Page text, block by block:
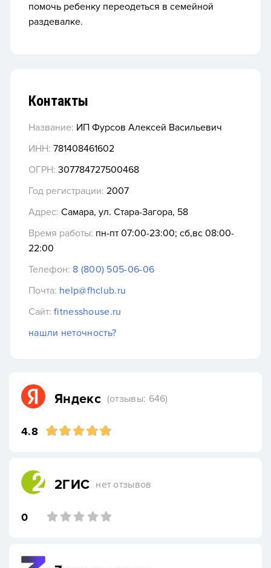
помочь ребенку переодеться в семейной
раздевалке.
Контакты
Название: ИП Фурсов Алексей Васильевич
ИНН: 781408461602
ОГРН: 307784727500468
Год регистрации: 2007
Адрес: Самара, ул. Стара-Загора, 58
Время работы: пн-пт 07:00-23:00; сб,вс 08:00-
22:00
Телефон: 8 (800) 505-06-06
Почта: help@fhclub.ru
Сайт: fitnesshouse.ru
нашли неточность?
Яндекс (отзывы: 646)
4.8
2ГИС нет отзывов
0